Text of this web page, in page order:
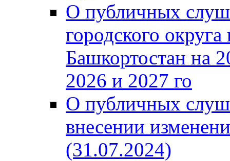
О публичных
городского
Башкортостан на
2026 и 2027 го
О публичных
внесении
(31.07.2024)